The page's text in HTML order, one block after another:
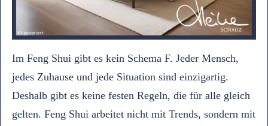
Im Feng Shui gibt es kein Schema F. Jeder Mensch,
jedes Zuhause und jede Situation sind einzigartig.
Deshalb gibt es keine festen Regeln, die für alle gleich
gelten. Feng Shui arbeitet nicht mit Trends, sondern mit